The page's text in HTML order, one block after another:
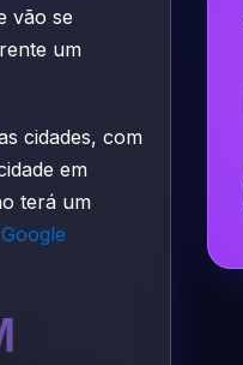
vão se
um
cidades, com
em
terá um
Google